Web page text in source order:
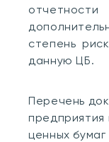
степень
данную ЦБ.
Перечень
предприятия
ценных